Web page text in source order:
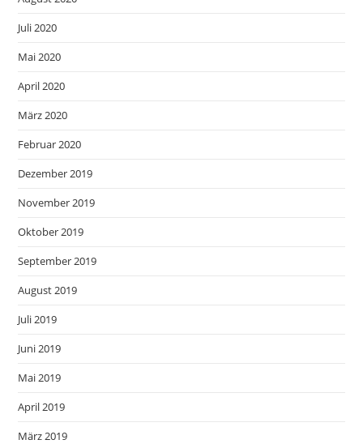
Juli 2020
Mai 2020
April 2020
März 2020
Februar 2020
Dezember 2019
November 2019
Oktober 2019
September 2019
August 2019
Juli 2019
Juni 2019
Mai 2019
April 2019
März 2019